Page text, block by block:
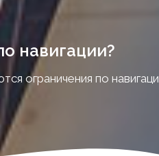
навигации?
ограничения по